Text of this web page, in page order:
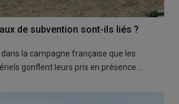
de subvention sont-ils liés ?
la campagne française que les
gonflent leurs prix en présence…